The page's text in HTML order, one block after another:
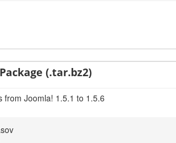
(.tar.bz2)
from Joomla! 1.5.1 to 1.5.6